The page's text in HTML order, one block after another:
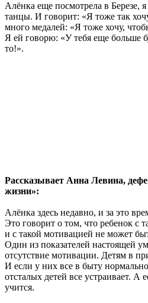
Алёнка еще посмотрела в Березе,
танцы. И говорит: «Я тоже так
много медалей: «Я тоже хочу,
Я ей говорю: «У тебя еще больше
то!».
Рассказывает Анна Левина,
жизни»:
Алёнка здесь недавно, и за это
Это говорит о том, что ребенок с
и с такой мотивацией не может
Один из показателей настоящей
отсутствие мотивации. Детям в
И если у них все в быту
отсталых детей все устраивает. А
учится.